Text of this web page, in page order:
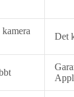
Det